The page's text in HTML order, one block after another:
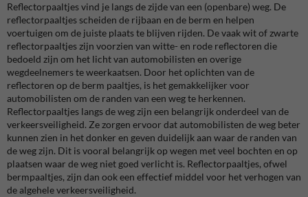
Reflectorpaaltjes vind je langs de zijde van een (openbare) weg. De
reflectorpaaltjes scheiden de rijbaan en de berm en helpen
voertuigen om de juiste plaats te blijven rijden. De vaak wit of zwarte
reflectorpaaltjes zijn voorzien van witte- en rode reflectoren die
bedoeld zijn om het licht van automobilisten en overige
wegdeelnemers te weerkaatsen. Door het oplichten van de
reflectoren op de berm paaltjes, is het gemakkelijker voor
automobilisten om de randen van een weg te herkennen.
Reflectorpaaltjes langs de weg zijn een belangrijk onderdeel van de
verkeersveiligheid. Ze zorgen ervoor dat automobilisten de weg beter
kunnen zien in het donker en geven duidelijk aan waar de randen van
de weg zijn. Dit is vooral belangrijk op wegen met veel bochten en op
plaatsen waar de weg niet goed verlicht is. Reflectorpaaltjes, ofwel
bermpaaltjes, zijn dan ook een effectief middel voor het verhogen van
de algehele verkeersveiligheid.